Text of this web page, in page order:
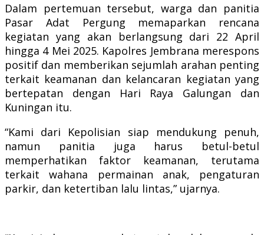
Dalam pertemuan tersebut, warga dan panitia
Pasar Adat Pergung memaparkan rencana
kegiatan yang akan berlangsung dari 22 April
hingga 4 Mei 2025. Kapolres Jembrana merespons
positif dan memberikan sejumlah arahan penting
terkait keamanan dan kelancaran kegiatan yang
bertepatan dengan Hari Raya Galungan dan
Kuningan itu.
“Kami dari Kepolisian siap mendukung penuh,
namun panitia juga harus betul-betul
memperhatikan faktor keamanan, terutama
terkait wahana permainan anak, pengaturan
parkir, dan ketertiban lalu lintas,” ujarnya.